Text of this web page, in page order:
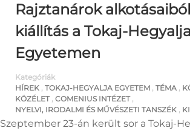
Rajztanárok
kiállítás a Tokaj-Hegyalja
Egyetemen
Kategóriák
HÍREK , TOKAJ-HEGYALJA EGYETEM , TÉMA ,
KÖZÉLET, COMENIUS INTÉZET,
NYELVI, IRODALMI ÉS MŰVÉSZETI TANSZÉK ,
Szeptember 23-án került sor a Tokaj-